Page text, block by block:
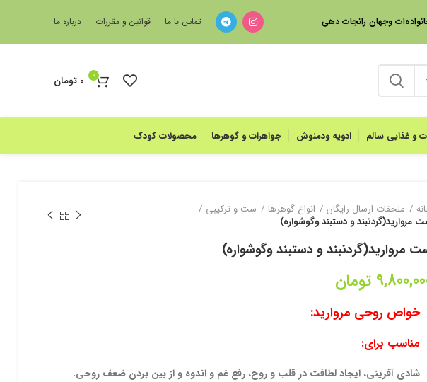
وجهان رانجات دهی تماس با ما قوانین و مقررات درباره ما
0
0 تومان
و غذایی سالم ادویه ودمنوش جواهرات و گوهرها محصولات کودک
ملحقات ارسال رایگان انواع گوهرها
ست و ترکیبی
مروارید(گردنبند و دستبند وگوشواره)
مروارید(گردنبند و دستبند وگوشواره)
تومان
خواص روحی مروارید:
مناسب برای:
شادی آفرینی، ایجاد لطافت در قلب و روح، رفع غم و اندوه و از بین بردن ضعف روحی.